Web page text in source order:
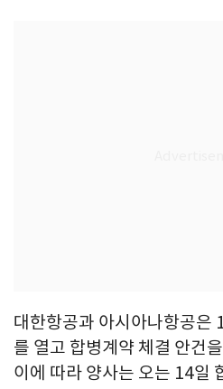
대한항공과 아시아나항공은
를 열고 합병계약 체결 안건
이에 따라 양사는 오는 14일